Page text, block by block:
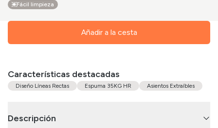
Fácil limpieza
Añadir a la cesta
Características destacadas
Diseño Líneas Rectas Espuma 35KG HR Asientos Extraíbles
Descripción